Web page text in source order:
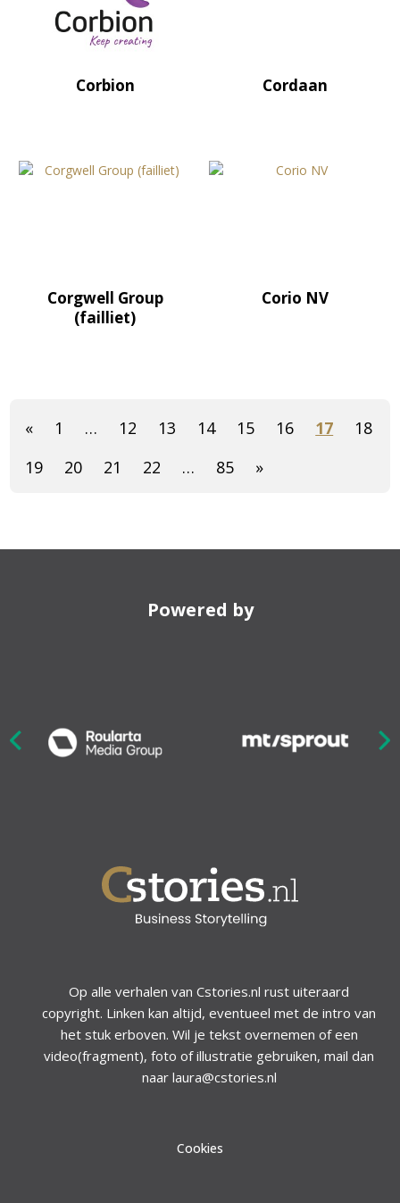
Corbion Cordaan
Corgwell Group
(failliet)
Corio NV
« 1 … 12 13 14 15 16 17
18
19
20 21 22 … 85 »
Powered by
Op alle verhalen van Cstories.nl rust uiteraard
copyright. Linken kan altijd, eventueel met de intro van
het stuk erboven. Wil je tekst overnemen of een
video(fragment), foto of illustratie gebruiken, mail dan
naar laura@cstories.nl
Cookies